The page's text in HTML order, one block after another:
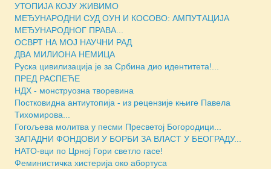
УТОПИЈА КОЈУ ЖИВИМО
МЕЂУНАРОДНИ СУД ОУН И КОСОВО: АМПУТАЦИЈА
МЕЂУНАРОДНОГ ПРАВА...
ОСВРТ НА МОЈ НАУЧНИ РАД
ДВА МИЛИОНА НЕМИЦА
Руска цивилизација је за Србина дио идентитета!...
ПРЕД РАСПЕЋЕ
НДХ - монструозна творевина
Постковидна антиутопија - из рецензије књиге Павела
Тихомирова...
Гогољева молитва у песми Пресветој Богородици...
ЗАПАДНИ ФОНДОВИ У БОРБИ ЗА ВЛАСТ У БЕОГРАДУ...
НАТО-вци по Црној Гори светло гасе!
Феминистичка хистерија око абортуса